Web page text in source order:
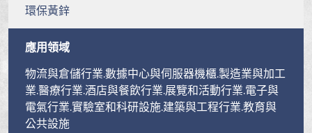
環保黃鋅
應用領域
物流與倉儲行業.數據中心與伺服器機櫃.製造業與加工
業.醫療行業.酒店與餐飲行業.展覽和活動行業.電子與
電氣行業.實驗室和科研設施.建築與工程行業.教育與
公共設施